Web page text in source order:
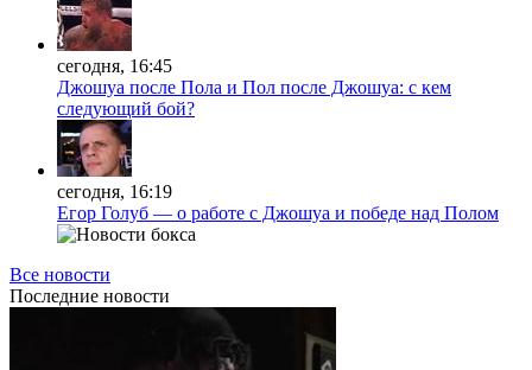
сегодня, 16:45
Джошуа после Пола и Пол после Джошуа: с кем
следующий бой?
сегодня, 16:19
Егор Голуб — о работе с Джошуа и победе над Полом
Все новости
Последние новости